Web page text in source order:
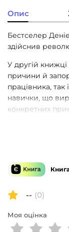
Опис
Бестселер
здійснив
У другій книжці
причини й
працівника, так
навички, що
конкретних
самоконтроль,
працювати в
досвід. І що
навички.
Ґоулман
нашої кар’єри,
підвищення
-- (0)
Моя оцінка